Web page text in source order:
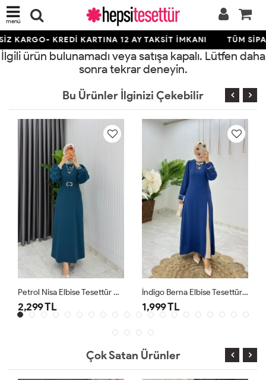
menü
KARGO- KREDİ KARTINA 12 AY TAKSİT İMKANI TÜM
İlgili ürün bulunamadı veya satışa kapalı. Lütfen daha
sonra tekrar deneyin.
Bu Ürünler İlginizi Çekebilir
Petrol Nisa Elbise Tesettür Giyim
2,299 TL
İndigo Berna Elbise Tesettür Giyim
1,999 TL
Çok Satan Ürünler